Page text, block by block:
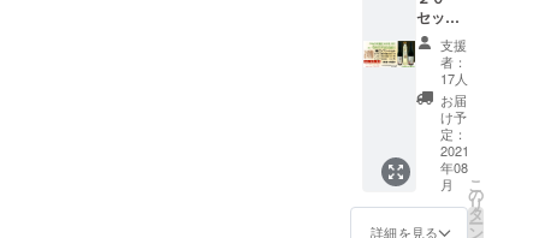
応援プ
ランを
よろし
くお願
い致し
ます。
贈り物
として
送りた
い方が
いる場
純米吟
醸
300ml ×
※「応援
した
い！」
または
「複数
の場所
へ送り
たい」
UZUME
for
Relaxat
Level 3
純米大
吟醸
720ml ×
２本 ・
Party
Goddes
s
セッ
ト】３
レベル
コンプ
リート
セット
各レベ
ル1本ず
つ３本
Relaxat
ionの
支援
者：
17人
お届
け予
定：
2021
年08
月
詳細を見る
こ
の
リ
タ
ー
ン